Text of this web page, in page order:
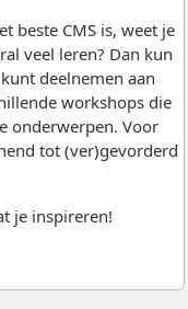
beste CMS is, weet je
veel leren? Dan kun
deelnemen aan
workshops die
onderwerpen. Voor
tot (ver)gevorderd
je inspireren!